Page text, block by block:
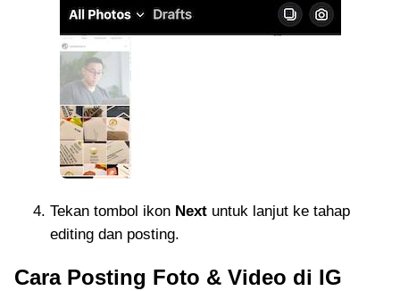
Tekan tombol ikon Next untuk lanjut ke tahap
editing dan posting.
Cara Posting Foto & Video di IG